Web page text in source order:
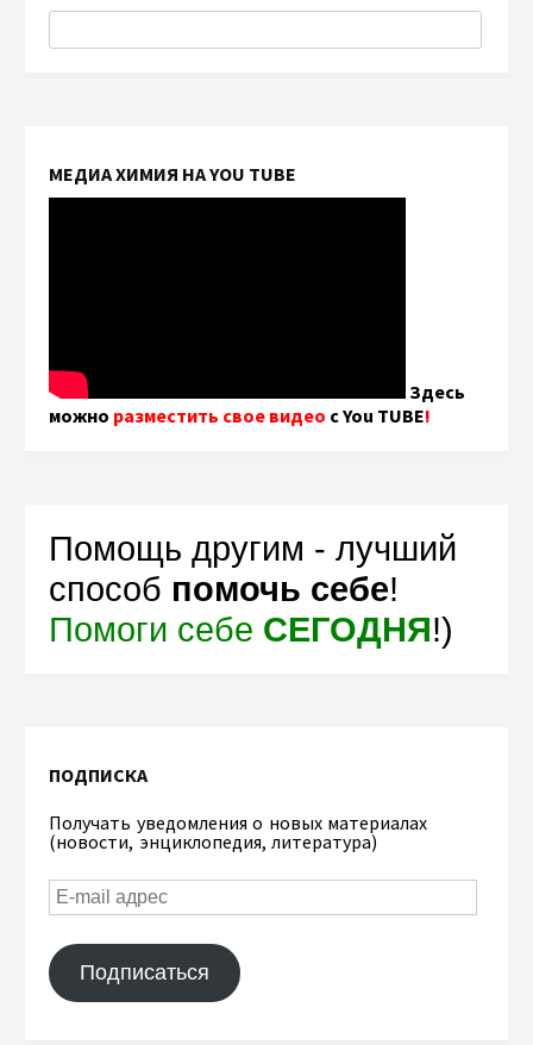
МЕДИА ХИМИЯ НА YOU TUBE
Здесь
можно разместить свое видео с You TUBE!
Помощь другим - лучший
способ помочь себе!
Помоги себе СЕГОДНЯ!)
ПОДПИСКА
Получать уведомления о новых материалах
(новости, энциклопедия, литература)
Подписаться